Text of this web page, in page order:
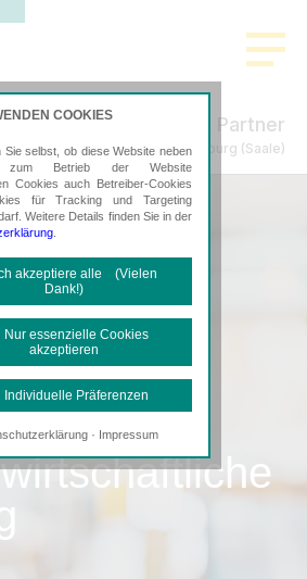
Schmidt & Partner
Steuerberatung in Bernburg (Saale)
COOKIES
Sie selbst, ob diese Website neben
zum Betrieb der Website
Cookies auch Betreiber-Cookies
für Tracking und Targeting
Weitere Details finden Sie in der
akzeptiere alle (Vielen
Dank!)
essenzielle Cookies
akzeptieren
Präferenzen
Cookies
Cookies sind erforderlich, um die
Funktionalität der Website
und Targeting-Cookies
· Impressum